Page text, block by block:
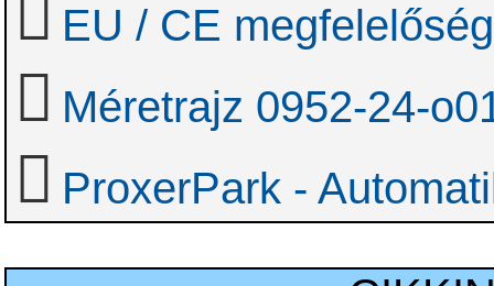
EU / CE
Méretrajz 0952-24-
ProxerPark -